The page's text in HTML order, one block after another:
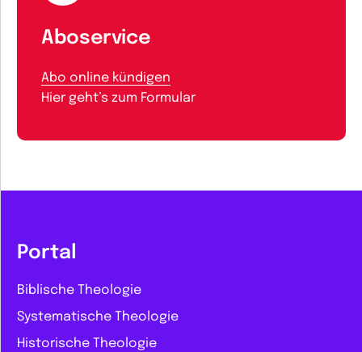
Aboservice
Abo online kündigen
Hier geht’s zum Formular
Portal
Biblische Theologie
Systematische Theologie
Historische Theologie